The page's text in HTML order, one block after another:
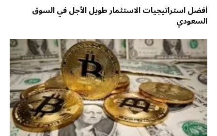
أفضل استراتيجيات الاستثمار طويل الأجل في السوق
السعودي